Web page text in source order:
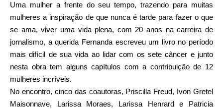
Uma mulher a frente do seu tempo, trazendo para muitas
mulheres a inspiração de que nunca é tarde para fazer o que
se ama, viver uma vida plena, com 20 anos na carreira de
jornalismo, a querida Fernanda escreveu um livro no período
mais difícil de sua vida ao lidar com os sete câncer e junto
nesta obra tem alguns capítulos com a contribuição de 12
mulheres incríveis.
No encontro, cinco das coautoras, Priscilla Freud, Ivon Gretel
Maisonnave, Larissa Moraes, Larissa Henrard e Patricia